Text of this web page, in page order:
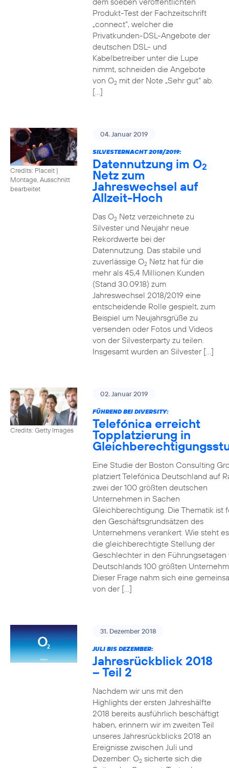
Produkt-Test der Fachzeitschrift
„connect“, welcher die
Privatkunden-DSL-Angebote der
deutschen DSL- und
Kabelbetreiber unter die Lupe
nimmt, schneiden die Angebote
von O2mit der Note „Sehr gut“ ab.
[…]
Credits: Placeit |
Montage, Ausschnitt
bearbeitet
04. Januar 2019
SILVESTERNACHT 2018/2019:
Datennutzung im O2
Netz zum
Jahreswechsel auf
Allzeit-Hoch
Das O2Netz verzeichnete zu
Silvester und Neujahr neue
Rekordwerte bei der
Datennutzung. Das stabile und
zuverlässige O2Netz hat für die
mehr als 45,4 Millionen Kunden
(Stand 30.09.18) zum
Jahreswechsel 2018/2019 eine
entscheidende Rolle gespielt, zum
Beispiel um Neujahrsgrüße zu
versenden oder Fotos und Videos
von der Silvesterparty zu teilen.
Insgesamt wurden an Silvester […]
Credits: Getty Images
02. Januar 2019
FÜHREND BEI DIVERSITY:
Telefónica erreicht
Topplatzierung in
Eine Studie der Boston Consulting
platziert Telefónica Deutschland auf
zwei der 100 größten deutschen
Unternehmen in Sachen
Gleichberechtigung. Die Thematik ist
den Geschäftsgrundsätzen des
Unternehmens verankert. Wie steht
die gleichberechtigte Stellung der
Geschlechter in den Führungsetagen
Deutschlands 100 größten
Dieser Frage nahm sich eine
von der […]
31. Dezember 2018
JULI BIS DEZEMBER:
Jahresrückblick 2018
– Teil 2
Nachdem wir uns mit den
Highlights der ersten Jahreshälfte
2018 bereits ausführlich beschäftigt
haben, erinnern wir im zweiten Teil
unseres Jahresrückblicks 2018 an
Ereignisse zwischen Juli und
Dezember: O2sicherte sich die